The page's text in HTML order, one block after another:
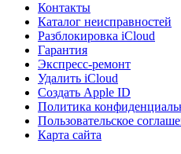
Контакты
Каталог неисправностей
Разблокировка iCloud
Гарантия
Экспресс-ремонт
Удалить iCloud
Создать Apple ID
Политика
Пользовательское
Карта сайта